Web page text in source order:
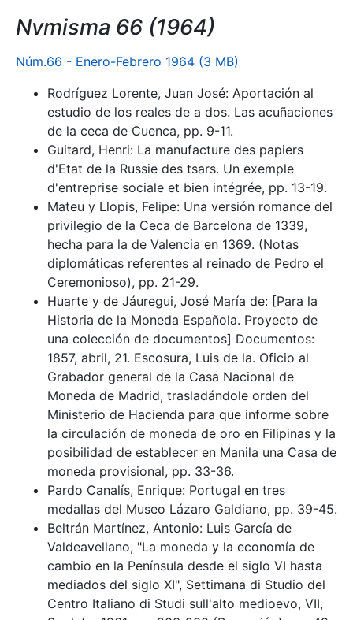
Nvmisma 66 (1964)
Núm.66 - Enero-Febrero 1964 (3 MB)
Rodríguez Lorente, Juan José: Aportación al
estudio de los reales de a dos. Las acuñaciones
de la ceca de Cuenca, pp. 9-11.
Guitard, Henri: La manufacture des papiers
d'Etat de la Russie des tsars. Un exemple
d'entreprise sociale et bien intégrée, pp. 13-19.
Mateu y Llopis, Felipe: Una versión romance del
privilegio de la Ceca de Barcelona de 1339,
hecha para la de Valencia en 1369. (Notas
diplomáticas referentes al reinado de Pedro el
Ceremonioso), pp. 21-29.
Huarte y de Jáuregui, José María de: [Para la
Historia de la Moneda Española. Proyecto de
una colección de documentos] Documentos:
1857, abril, 21. Escosura, Luis de la. Oficio al
Grabador general de la Casa Nacional de
Moneda de Madrid, trasladándole orden del
Ministerio de Hacienda para que informe sobre
la circulación de moneda de oro en Filipinas y la
posibilidad de establecer en Manila una Casa de
moneda provisional, pp. 33-36.
Pardo Canalís, Enrique: Portugal en tres
medallas del Museo Lázaro Galdiano, pp. 39-45.
Beltrán Martínez, Antonio: Luis García de
Valdeavellano, "La moneda y la economía de
cambio en la Península desde el siglo VI hasta
mediados del siglo XI", Settimana di Studio del
Centro Italiano di Studi sull'alto medioevo, VII,